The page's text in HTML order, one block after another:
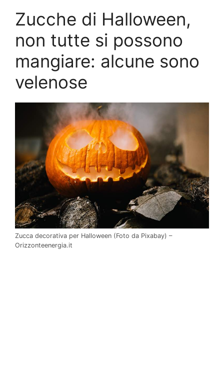
Zucche di Halloween,
non tutte si possono
mangiare: alcune sono
velenose
Zucca decorativa per Halloween (Foto da Pixabay) –
Orizzonteenergia.it